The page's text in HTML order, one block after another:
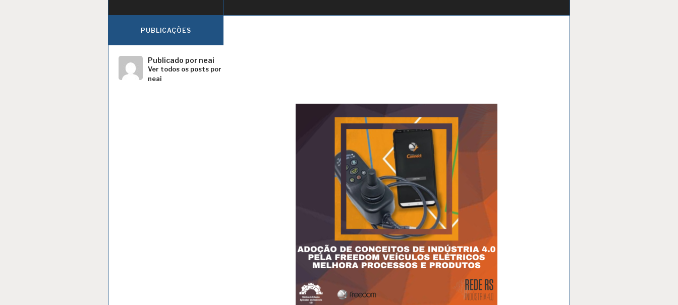
PUBLICAÇÕES
Publicado por neai
Ver todos os posts por
neai